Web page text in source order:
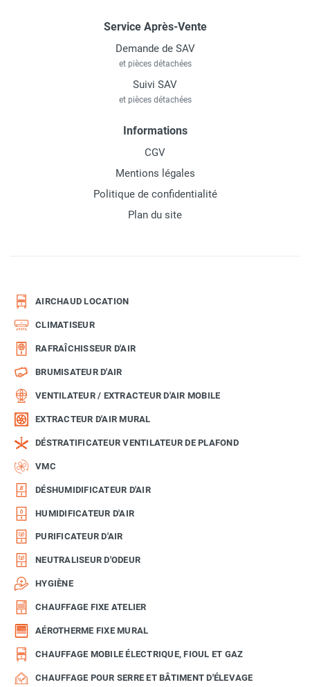
Service Après-Vente
Demande de SAV
et pièces détachées
Suivi SAV
et pièces détachées
Informations
CGV
Mentions légales
Politique de confidentialité
Plan du site
AIRCHAUD LOCATION
CLIMATISEUR
RAFRAÎCHISSEUR D'AIR
BRUMISATEUR D'AIR
VENTILATEUR / EXTRACTEUR D'AIR MOBILE
EXTRACTEUR D'AIR MURAL
DÉSTRATIFICATEUR VENTILATEUR DE PLAFOND
VMC
DÉSHUMIDIFICATEUR D'AIR
HUMIDIFICATEUR D'AIR
PURIFICATEUR D'AIR
NEUTRALISEUR D'ODEUR
HYGIÈNE
CHAUFFAGE FIXE ATELIER
AÉROTHERME FIXE MURAL
CHAUFFAGE MOBILE ÉLECTRIQUE, FIOUL ET GAZ
CHAUFFAGE POUR SERRE ET BÂTIMENT D'ÉLEVAGE